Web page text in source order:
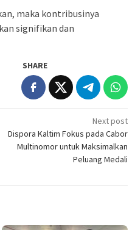
maka kontribusinya
signifikan dan
SHARE
Next post
Dispora Kaltim Fokus pada Cabor
Multinomor untuk Maksimalkan
Peluang Medali